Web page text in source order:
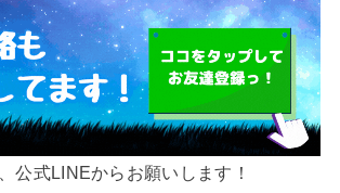
公式LINEからお願いします！